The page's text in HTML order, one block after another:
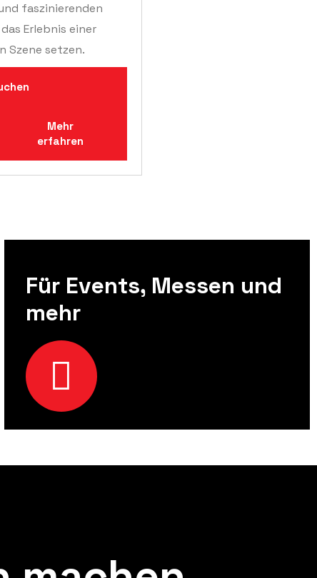
faszinierenden
Erlebnis einer
Szene setzen.
Mehr
erfahren
Für Events, Messen und
mehr